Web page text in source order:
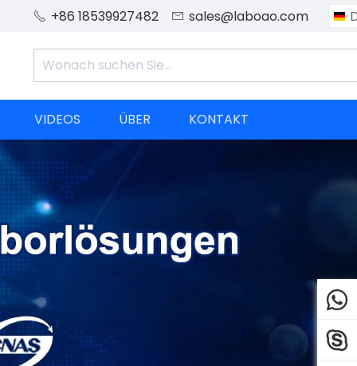
 +86 18539927482  sales@laboao.com
VIDEOS ÜBER KONTAKT

